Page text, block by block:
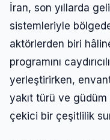
İran, son yıllarda
sistemleriyle
aktörlerden biri
programını
yerleştirirken,
yakıt türü ve güdüm
çekici bir çeşitlilik